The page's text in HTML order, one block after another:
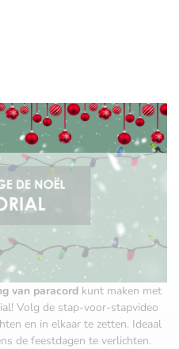
van paracord kunt maken met
Volg de stap-voor-stapvideo
en in elkaar te zetten. Ideaal
de feestdagen te verlichten.